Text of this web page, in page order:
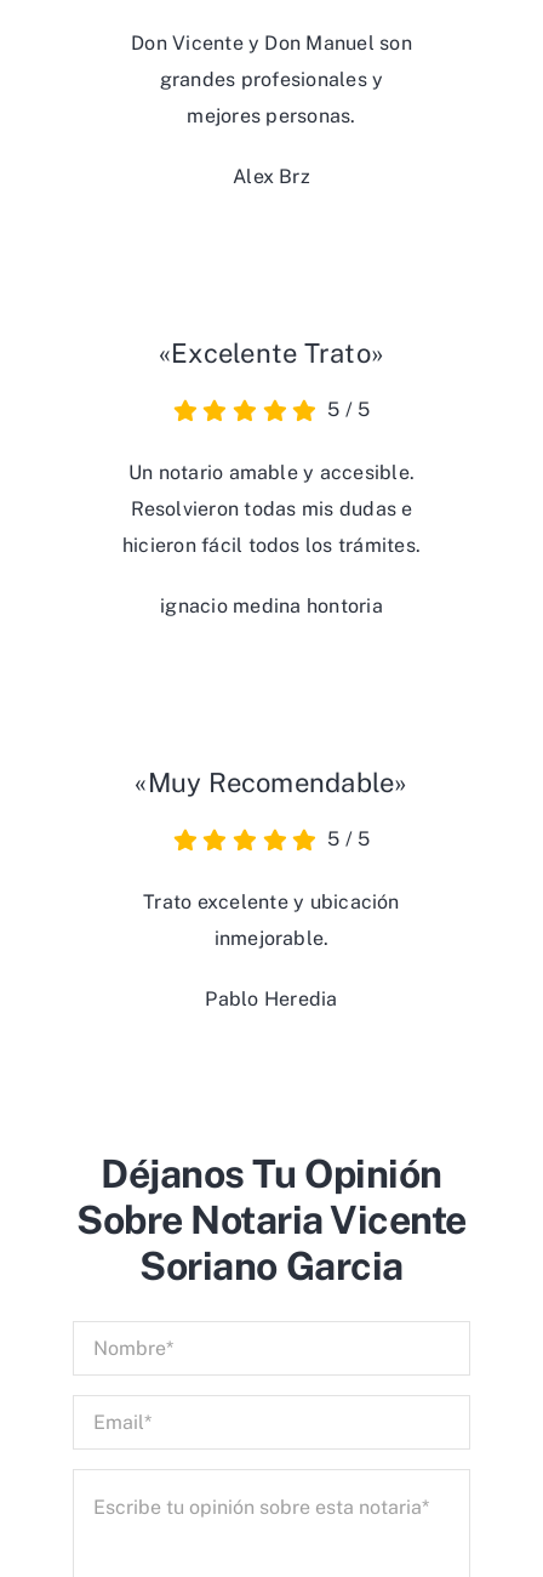
Don Vicente y Don Manuel son
grandes profesionales y
mejores personas.
Alex Brz
«Excelente Trato»
5 / 5
Un notario amable y accesible.
Resolvieron todas mis dudas e
hicieron fácil todos los trámites.
ignacio medina hontoria
«Muy Recomendable»
5 / 5
Trato excelente y ubicación
inmejorable.
Pablo Heredia
Déjanos Tu Opinión
Sobre Notaria Vicente
Soriano Garcia